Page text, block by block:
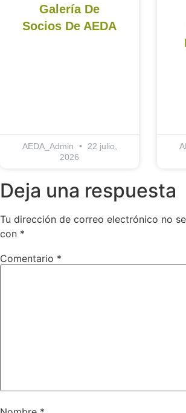
Galería De
Socios De AEDA
AEDA_Admin
22 julio,
2026
Deja una respuesta
Tu dirección de correo electrónico no
con *
Comentario *